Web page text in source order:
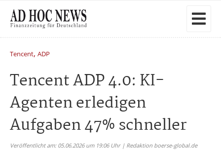
Tencent, ADP
Tencent ADP 4.0: KI-
Agenten erledigen
Aufgaben 47% schneller
Veröffentlicht am: 05.06.2026 um 19:06 Uhr | Redaktion boerse-global.de